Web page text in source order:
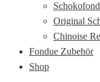
Original
Chinoise
Fondue Zubehör
Shop